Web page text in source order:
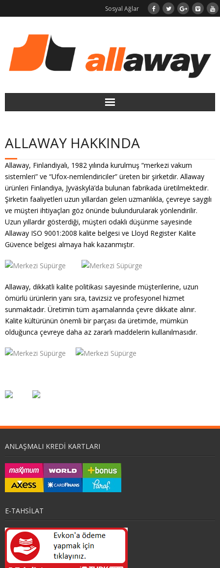
Sosyal Ağlar
LaundryJET Çamaşır Jeti
Neden Allaway?
Kurulum
Fiyatlar/Referanslar
İletişim / Yardım
ALLAWAY HAKKINDA
Allaway, Finlandiyalı, 1982 yılında kurulmuş “merkezi vakum
sistemleri” ve “Ufox-nemlendiriciler” üreten bir şirketdir. Allaway
ürünleri Finlandiya, Jyväskylä’da bulunan fabrikada üretilmektedir.
Şirketin faaliyetleri uzun yıllardan gelen uzmanlıkla, çevreye saygılı
ve müşteri ihtiyaçları göz önünde bulundurularak yönlendirilir.
Uzun yıllardır gösterdiği, müşteri odaklı düşünme sayesinde
Allaway ISO 9001:2008 kalite belgesi ve Lloyd Register Kalite
Güvence belgesi almaya hak kazanmıştır.
Allaway, dikkatli kalite politikası sayesinde müşterilerine, uzun
ömürlü ürünlerin yanı sıra, tavizsiz ve profesyonel hizmet
sunmaktadır. Üretimin tüm aşamalarında çevre dikkate alınır.
Kalite kültürünün önemli bir parçası da üretimde, mümkün
olduğunca çevreye daha az zararlı maddelerin kullanılmasıdır.
ANLAŞMALI KREDI KARTLARI
E-TAHSİLAT